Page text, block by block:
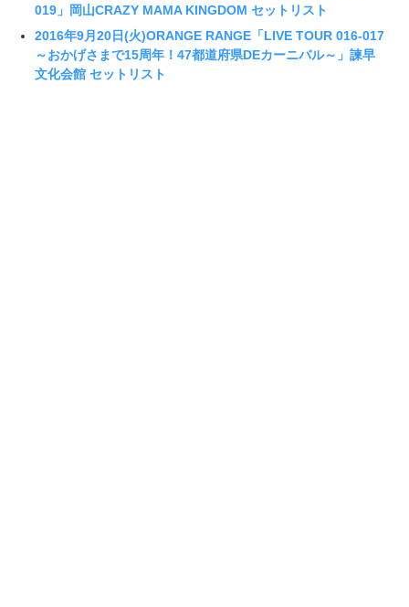
019」岡山CRAZY MAMA KINGDOM セットリスト
2016年9月20日(火)ORANGE RANGE「LIVE TOUR 016-017
～おかげさまで15周年！47都道府県DEカーニバル～」諫早
文化会館 セットリスト